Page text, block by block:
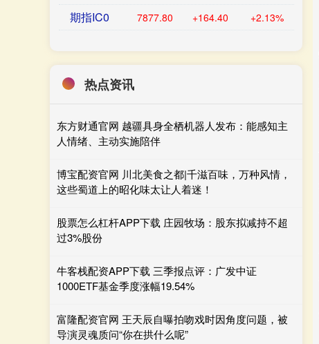
期指IC0 7877.80 +164.40 +2.13%
热点资讯
东方财通官网 越疆具身全栖机器人发布：能感知主
人情绪、主动实施陪伴
博宝配资官网 川北美食之都|千滋百味，万种风情，
这些蜀道上的昭化味太让人着迷！
股票怎么杠杆APP下载 庄园牧场：股东拟减持不超
过3%股份
牛客栈配资APP下载 三季报点评：广发中证
1000ETF基金季度涨幅19.54%
富隆配资官网 王天辰自曝拍吻戏时因角度问题，被
导演灵魂质问“你在拱什么呢”